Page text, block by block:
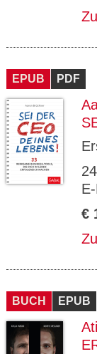
EPUB PDF
€
BUCH EPUB